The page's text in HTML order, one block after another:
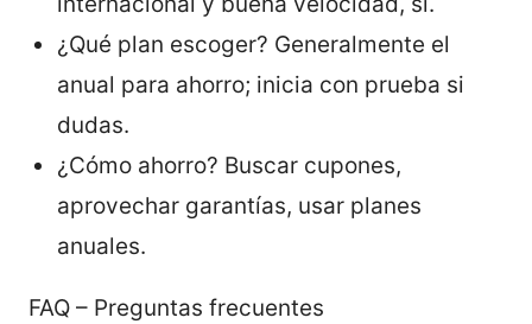
¿Qué plan escoger? Generalmente el
anual para ahorro; inicia con prueba si
dudas.
¿Cómo ahorro? Buscar cupones,
aprovechar garantías, usar planes
anuales.
FAQ – Preguntas frecuentes